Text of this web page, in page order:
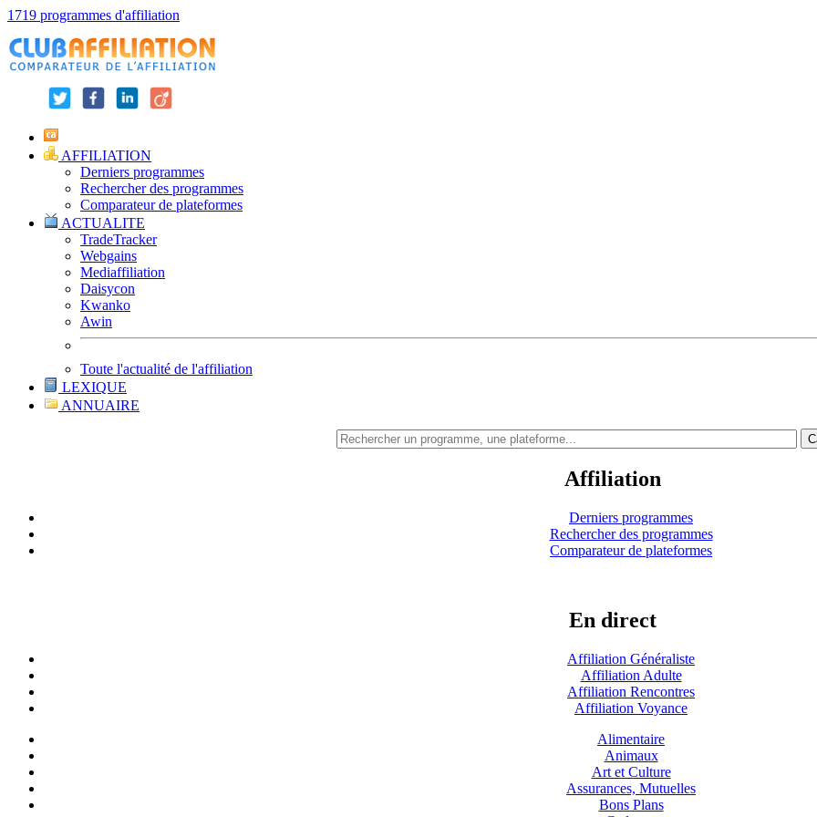
1719 programmes d'affiliation
AFFILIATION
Derniers programmes
Rechercher des programmes
Comparateur de plateformes
ACTUALITE
TradeTracker
Webgains
Mediaffiliation
Daisycon
Kwanko
Awin
Toute l'actualité de l'affiliation
LEXIQUE
ANNUAIRE
Affiliation
Derniers programmes
Rechercher des programmes
Comparateur de plateformes
En direct
Affiliation Généraliste
Affiliation Adulte
Affiliation Rencontres
Affiliation Voyance
Alimentaire
Animaux
Art et Culture
Assurances, Mutuelles
Bons Plans